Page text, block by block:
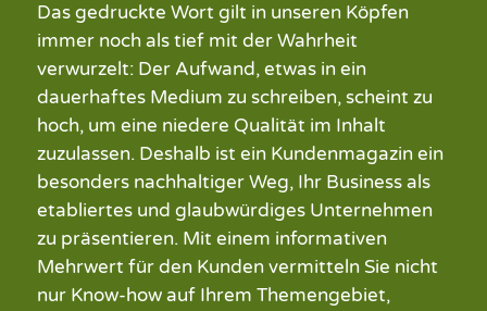
Das gedruckte Wort gilt in unseren Köpfen
immer noch als tief mit der Wahrheit
verwurzelt: Der Aufwand, etwas in ein
dauerhaftes Medium zu schreiben, scheint zu
hoch, um eine niedere Qualität im Inhalt
zuzulassen. Deshalb ist ein Kundenmagazin ein
besonders nachhaltigerWeg, Ihr Business als
etabliertes und glaubwürdiges Unternehmen
zu präsentieren. Mit einem informativen
Mehrwert für den Kunden vermitteln Sie nicht
nur Know-how auf Ihrem Themengebiet,